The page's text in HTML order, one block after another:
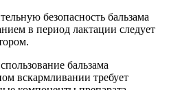
безопасность бальзама
в период лактации следует
бальзама
вскармливании требует